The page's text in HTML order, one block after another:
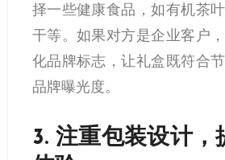
择一些健康食品，如有机茶
干等。如果对方是企业客户
化品牌标志，让礼盒既符合
品牌曝光度。
3. 注重包装设计，